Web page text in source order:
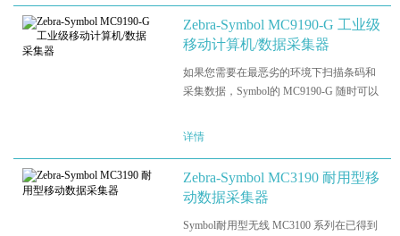
Zebra-Symbol MC9190-G 工业级
移动计算机/数据采集器
如果您需要在最恶劣的环境下扫描条码和
采集数据，Symbol的 MC9190-G 随时可以
业仓库中的库存，在零下几度的天气里搜
详情
Zebra-Symbol MC3190 耐用型移
动数据采集器
Symbol耐用型无线 MC3100 系列在已得到